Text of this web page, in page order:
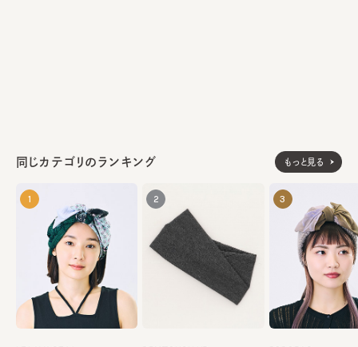
同じカテゴリのランキング もっと見る
1 2 3